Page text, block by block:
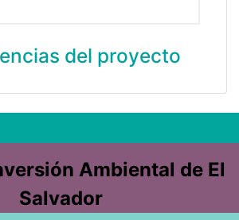
del proyecto
Ambiental de El
Salvador